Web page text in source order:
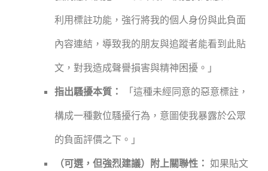
利用標註功能，強行將我的個人身份與此負面
內容連結，導致我的朋友與追蹤者能看到此貼
文，對我造成聲譽損害與精神困擾。」
指出騷擾本質：
「這種未經同意的惡意標註，
構成一種數位騷擾行為，意圖使我暴露於公眾
的負面評價之下。」
（可選，但強烈建議）附上關聯性： 如果貼文